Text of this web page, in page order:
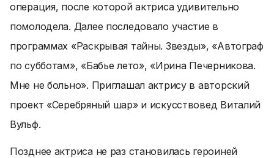
операция, после которой актриса удивительно
помолодела. Далее последовало участие в
программах «Раскрывая тайны. Звезды», «Автограф
по субботам», «Бабье лето», «Ирина Печерникова.
Мне не больно». Приглашал актрису в авторский
проект «Серебряный шар» и искусствовед Виталий
Вульф.
Позднее актриса не раз становилась героиней